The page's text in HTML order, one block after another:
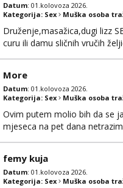
Datum: 01.kolovoza 2026.
Kategorija: Sex Muška osoba
Druženje,masažica,dugi lizz
curu ili damu sličnih vručih
More
Datum: 01.kolovoza 2026.
Kategorija: Sex Muška osoba
Ovim putem molio bih da se
mjeseca na pet dana
femy kuja
Datum: 01.kolovoza 2026.
Kategorija: Sex Muška osoba